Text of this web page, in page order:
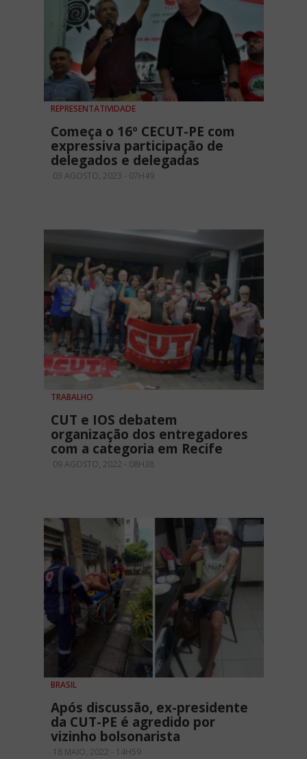
REPRESENTATIVIDADE
Começa o 16º CECUT-PE com
expressiva participação de
delegados e delegadas
03 AGOSTO, 2023 - 07H49
TRABALHO
CUT e IOS debatem
organização dos entregadores
com a categoria em Recife
09 AGOSTO, 2022 - 08H38
BRASIL
Após discussão, ex-presidente
da CUT-PE é agredido por
vizinho bolsonarista
18 MAIO, 2022 - 14H59